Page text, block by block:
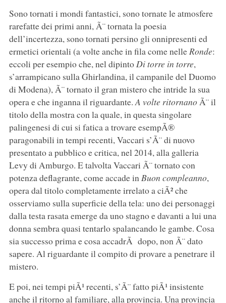
Sono tornati i mondi fantastici, sono tornate le atmosfere
rarefatte dei primi anni, Ã¨ tornata la poesia
dell’incertezza, sono tornati persino gli onnipresenti ed
ermetici orientali (a volte anche in fila come nelleRonde:
eccoli per esempio che, nel dipintoDi torre in torre,
s’arrampicano sulla Ghirlandina, il campanile del Duomo
di Modena), Ã¨ tornato il gran mistero che intride la sua
opera e che inganna il riguardante.A volte ritornanoÃ¨ il
titolo della mostra con la quale, in questa singolare
palingenesi di cui si fatica a trovare esempÃ®
paragonabili in tempi recenti, Vaccari s’Ã¨ di nuovo
presentato a pubblico e critica, nel 2014, alla galleria
Levy di Amburgo. E talvolta Vaccari Ã¨ tornato con
potenza deflagrante, come accade inBuon compleanno,
opera dal titolo completamente irrelato a ciÃ² che
osserviamo sulla superficie della tela: uno dei personaggi
dalla testa rasata emerge da uno stagno e davanti a lui una
donna sembra quasi tentarlo spalancando le gambe. Cosa
sia successo prima e cosa accadrÃ dopo, non Ã¨ dato
sapere. Al riguardante il compito di provare a penetrare il
mistero.
E poi, nei tempi piÃ¹ recenti, s’Ã¨ fatto piÃ¹ insistente
anche il ritorno al familiare, alla provincia. Una provincia